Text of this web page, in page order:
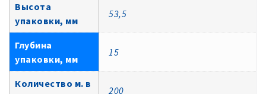
Высота
упаковки, мм
53,5
Глубина
упаковки, мм
15
Количество м. в
200